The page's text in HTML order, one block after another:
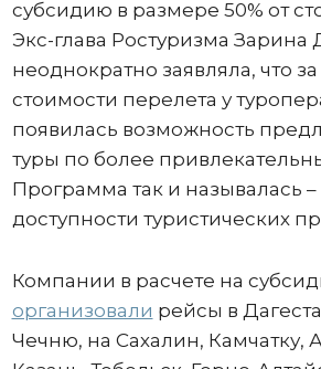
субсидию в размере 50% от
Экс-глава Ростуризма Зарина
неоднократно заявляла, что
стоимости перелета у
появилась возможность
туры по более
Программа так и называлась
доступности туристических
Компании в расчете на
организовали рейсы в
Чечню, на Сахалин, Камчатку,